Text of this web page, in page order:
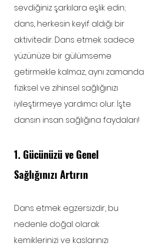
sevdiğiniz şarkılara eşlik edin;
dans, herkesin keyif aldığı bir
aktivitedir. Dans etmek sadece
yüzünüze bir gülümseme
getirmekle kalmaz, aynı zamanda
fiziksel ve zihinsel sağlığınızı
iyileştirmeye yardımcı olur. İşte
dansın insan sağlığına faydaları!
1. Gücünüzü ve Genel
Sağlığınızı Artırın
Dans etmek egzersizdir, bu
nedenle doğal olarak
kemiklerinizi ve kaslarınızı